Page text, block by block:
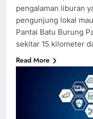
pengalaman liburan
pengunjung lokal
Pantai Batu Burung
sekitar 15 kilometer
Read More